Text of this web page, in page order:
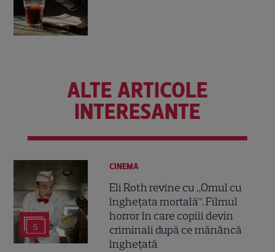
ALTE ARTICOLE
INTERESANTE
5
CINEMA
Eli Roth revine cu „Omul cu
înghețata mortală”. Filmul
horror în care copiii devin
criminali după ce mănâncă
înghețată